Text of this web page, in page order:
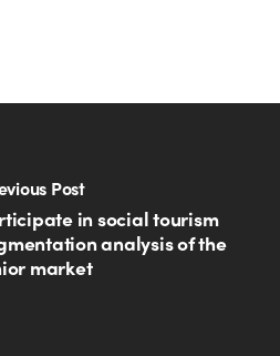
Post
in social tourism
analysis of the
market